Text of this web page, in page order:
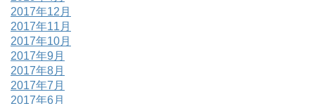
2017年12月
2017年11月
2017年10月
2017年9月
2017年8月
2017年7月
2017年6月